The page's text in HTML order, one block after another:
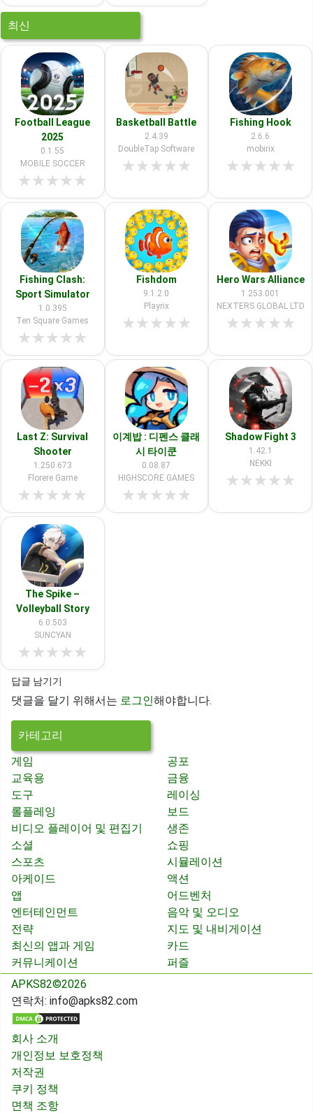
최신
Football League
2025
0.1.55
MOBILE SOCCER
★★★★★
Basketball Battle
2.4.39
DoubleTap Software
★★★★★
Fishing Hook
2.6.6
mobirix
★★★★★
Fishing Clash:
Sport Simulator
1.0.395
Ten Square Games
★★★★★
Fishdom
9.1.2.0
Playrix
★★★★★
Hero Wars Alliance
1.253.001
NEXTERS GLOBAL LTD
★★★★★
Last Z: Survival
Shooter
1.250.673
Florere Game
★★★★★
이계밥 : 디펜스 클래
시 타이쿤
0.08.87
HIGHSCORE GAMES
★★★★★
Shadow Fight 3
1.42.1
NEKKI
★★★★★
The Spike –
Volleyball Story
6.0.503
SUNCYAN
★★★★★
답글 남기기
댓글을 달기 위해서는 로그인해야합니다.
카테고리
게임
공포
교육용
금융
도구
레이싱
롤플레잉
보드
비디오 플레이어 및 편집기
생존
소셜
쇼핑
스포츠
시뮬레이션
아케이드
액션
앱
어드벤처
엔터테인먼트
음악 및 오디오
전략
지도 및 내비게이션
최신의 앱과 게임
카드
커뮤니케이션
퍼즐
APKS82©2026
연락처: info@apks82.com
회사 소개
개인정보 보호정책
저작권
쿠키 정책
면책 조항